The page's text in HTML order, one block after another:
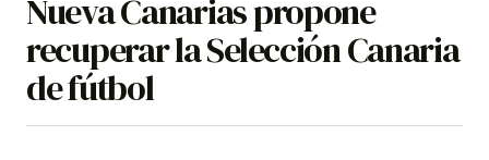
Nueva Canarias propone
recuperar la Selección Canaria
de fútbol